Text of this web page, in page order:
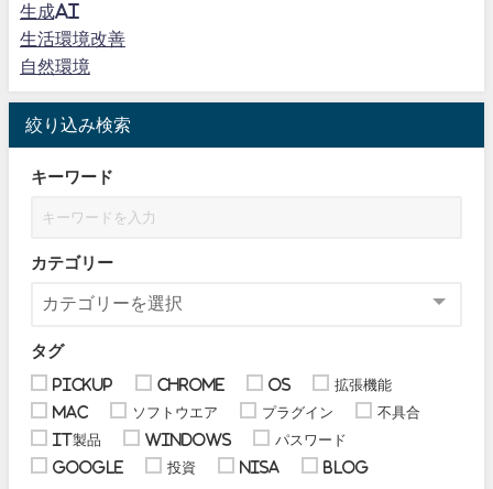
生成AI
生活環境改善
自然環境
絞り込み検索
キーワード
カテゴリー
タグ
pickup chrome OS
拡張機能
Mac
ソフトウエア プラグイン
不具合
IT製品
Windows
パスワード
Google
投資 NISA blog